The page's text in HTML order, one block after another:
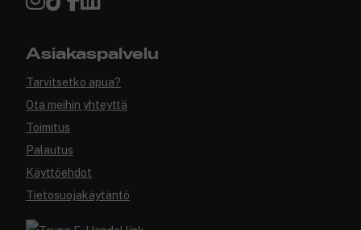
Asiakaspalvelu
Tarvitsetko apua?
Ota meihin yhteyttä
Toimitus
Palautus
Käyttöehdot
Tietosuojakäytäntö